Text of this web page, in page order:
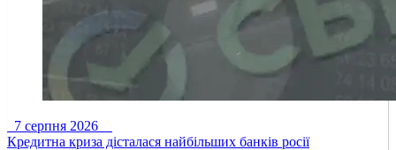
7 серпня 2026
Кредитна криза дісталася найбільших банків росії